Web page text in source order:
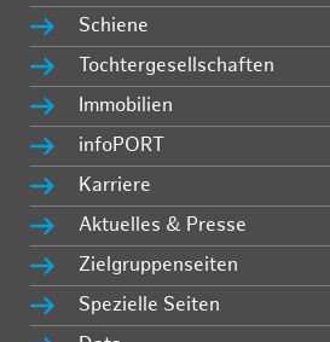
Schiene
Tochtergesellschaften
Immobilien
infoPORT
Karriere
Aktuelles & Presse
Zielgruppenseiten
Spezielle Seiten